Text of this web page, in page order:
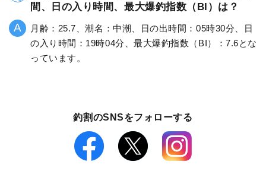
間、日の入り時間、最大爆釣指数（BI）は？
月齢：25.7、潮名：中潮、日の出時間：05時30分、日
の入り時間：19時04分、最大爆釣指数（BI）：7.6とな
っています。
釣割のSNSをフォローする